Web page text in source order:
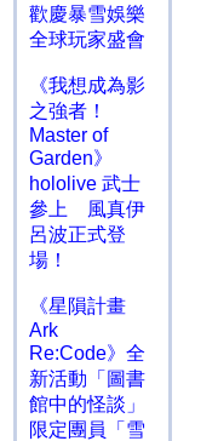
歡慶暴雪娛樂
全球玩家盛會
《我想成為影
之強者！
Master of
Garden》
hololive 武士
參上 風真伊
呂波正式登
場！
《星隕計畫
Ark
Re:Code》全
新活動「圖書
館中的怪談」
限定團員「雪